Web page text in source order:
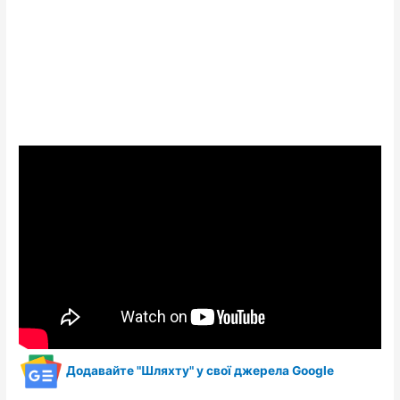
Додавайте "Шляхту" у свої джерела Google